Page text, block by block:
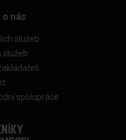
o nás
služeb
služeb
spolupráce